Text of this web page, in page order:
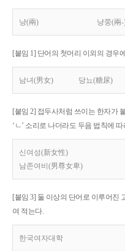
냥(兩) 냥쭝(兩-
[붙임 1] 단어의 첫머리 이외의 경우
남녀(男女) 당뇨(糖尿)
[붙임 2] 접두사처럼 쓰이는 한자가
‘ㄴ’ 소리로 나더라도 두음 법칙에
신여성(新女性)
남존여비(男尊女卑)
[붙임 3] 둘 이상의 단어로 이루어진
여 적는다.
한국여자대학